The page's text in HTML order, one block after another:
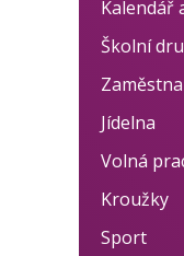
Kalendář
Školní
Provoz
Jídelna
Volná
Kroužky
Přehled
Sport